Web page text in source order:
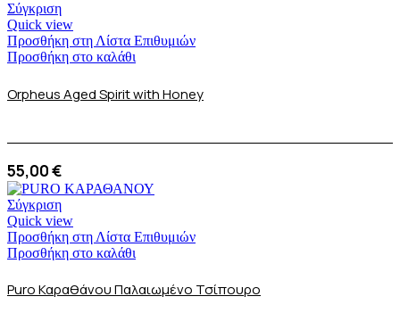
Σύγκριση
Quick view
Προσθήκη στη Λίστα Επιθυμιών
Προσθήκη στο καλάθι
Orpheus Aged Spirit with Honey
55,00€
Σύγκριση
Quick view
Προσθήκη στη Λίστα Επιθυμιών
Προσθήκη στο καλάθι
Puro Καραθάνου Παλαιωμένο Τσίπουρο